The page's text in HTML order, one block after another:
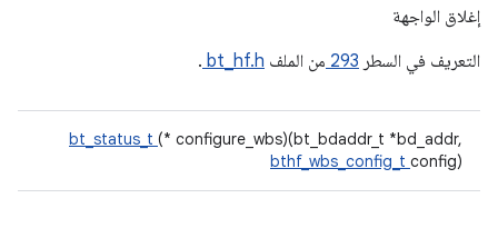
إغلاق الواجهة
التعريف في السطر 293 من الملف bt_hf.h
.
bt_status_t (* configure_wbs)(bt_bdaddr_t *bd_addr,
bthf_wbs_config_t config)